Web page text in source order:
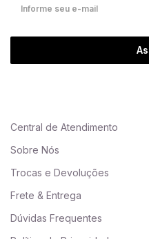
Central de Atendimento
Sobre Nós
Trocas e Devoluções
Frete & Entrega
Dúvidas Frequentes